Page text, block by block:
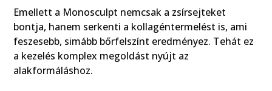
Emellett a Monosculpt nemcsak a zsírsejteket
bontja, hanem serkenti a kollagéntermelést is, ami
feszesebb, simább bőrfelszínt eredményez. Tehát ez
a kezelés komplex megoldást nyújt az
alakformáláshoz.